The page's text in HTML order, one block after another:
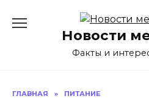
содержаниюНовости
Факты и
ГЛАВНАЯ » ПИТАНИЕ